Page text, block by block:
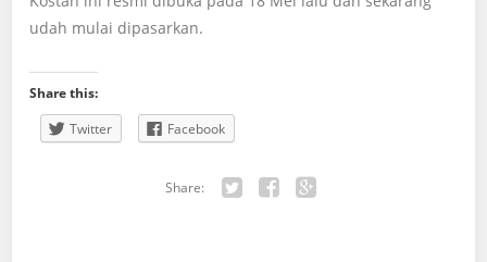
udah mulai dipasarkan.
Share this:
Twitter
Facebook
Share: